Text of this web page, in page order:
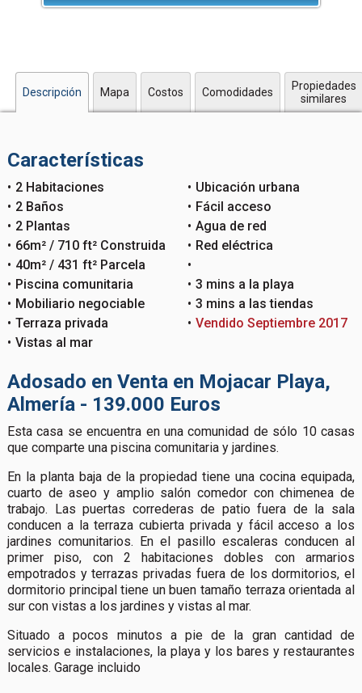
Descripción Mapa Costos Comodidades
Propiedades
similares
Características
2 Habitaciones
2 Baños
2 Plantas
66m² / 710 ft² Construida
40m² / 431 ft² Parcela
Piscina comunitaria
Mobiliario negociable
Terraza privada
Vistas al mar
Ubicación urbana
Fácil acceso
Agua de red
Red eléctrica
3 mins a la playa
3 mins a las tiendas
Vendido Septiembre 2017
Adosado en Venta en Mojacar Playa,
Almería - 139.000 Euros
Esta casa se encuentra en una comunidad de sólo 10 casas
que comparte una piscina comunitaria y jardines.
En la planta baja de la propiedad tiene una cocina equipada,
cuarto de aseo y amplio salón comedor con chimenea de
trabajo. Las puertas correderas de patio fuera de la sala
conducen a la terraza cubierta privada y fácil acceso a los
jardines comunitarios. En el pasillo escaleras conducen al
primer piso, con 2 habitaciones dobles con armarios
empotrados y terrazas privadas fuera de los dormitorios, el
dormitorio principal tiene un buen tamaño terraza orientada al
sur con vistas a los jardines y vistas al mar.
Situado a pocos minutos a pie de la gran cantidad de
servicios e instalaciones, la playa y los bares y restaurantes
locales. Garage incluido